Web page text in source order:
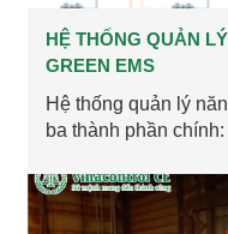
HỆ THỐNG QUẢN
GREEN EMS
Hệ thống quản lý
ba thành phần